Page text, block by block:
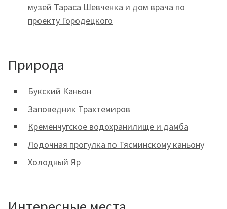
музей Тараса Шевченка и дом врача по
проекту Городецкого
Природа
Букский Каньон
Заповедник Трахтемиров
Кременчугское водохранилище и дамба
Лодочная прогулка по Тясминскому каньону
Холодный Яр